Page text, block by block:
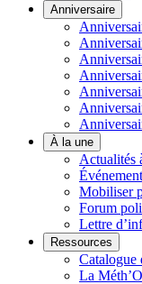
Anniversaire
À la une
Actualités
Mobiliser
Forum
Lettre
Ressources
Catalogue
La